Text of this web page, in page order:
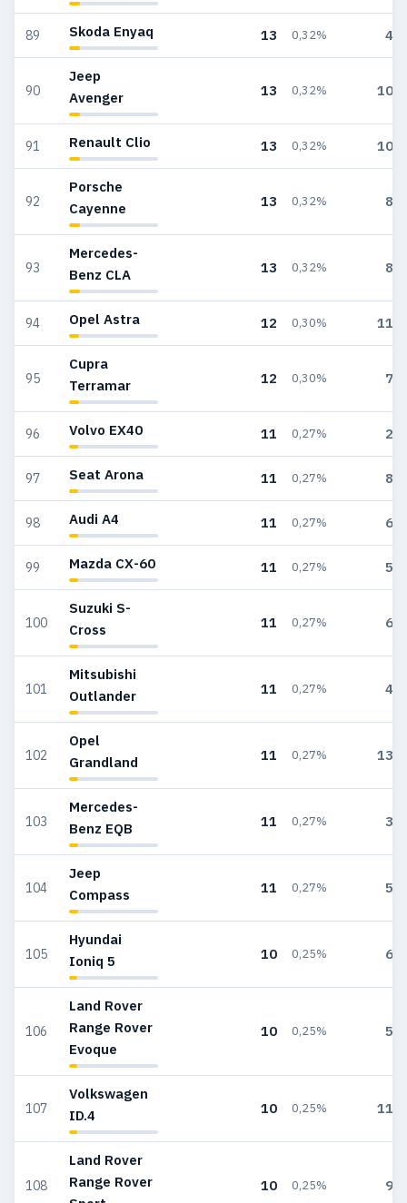
89 Skoda Enyaq 13 0,32% 44
90
Jeep
Avenger
13 0,32% 102
91 Renault Clio 13 0,32% 100
92
Porsche
Cayenne
13 0,32% 84
93
Mercedes-
Benz CLA
13 0,32% 88
94 Opel Astra 12 0,30% 119
95
Cupra
Terramar
12 0,30% 72
96 Volvo EX40 11 0,27% 29
97 Seat Arona 11 0,27% 86
98 Audi A4 11 0,27% 60
99 Mazda CX-60 11 0,27% 58
100
Suzuki S-
Cross
11 0,27% 63
101
Mitsubishi
Outlander
11 0,27% 45
102
Opel
Grandland
11 0,27% 137
103
Mercedes-
Benz EQB
11 0,27% 31
104
Jeep
Compass
11 0,27% 59
105
Hyundai
Ioniq 5
10 0,25% 67
106
Land Rover
Range Rover
Evoque
10 0,25% 57
107
Volkswagen
ID.4
10 0,25% 115
108
Land Rover
Range Rover
10 0,25% 99